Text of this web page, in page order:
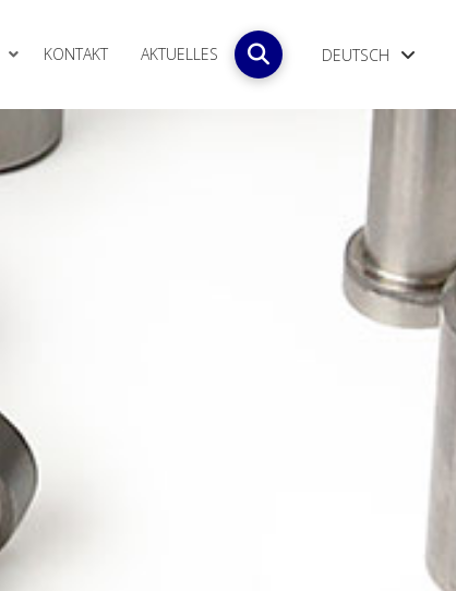
KONTAKT AKTUELLES DEUTSCH